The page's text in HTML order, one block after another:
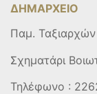
ΔΗΜΑΡΧΕΙΟ
Παμ. Ταξιαρχών
Σχηματάρι
Τηλέφωνο :